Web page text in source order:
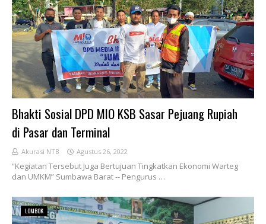
Bhakti Sosial DPD MIO KSB Sasar Pejuang Rupiah
di Pasar dan Terminal
Akurasi NTB Agustus 26, 2022
“Kegiatan Tersebut Juga Bertujuan Tingkatkan Ekonomi Warteg
dan UMKM” Sumbawa Barat -- Pengurus …
LOMBOK